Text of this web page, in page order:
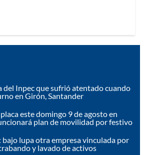
del Inpec que sufrió atentado cuando
en Girón, Santander
este domingo 9 de agosto en
plan de movilidad por festivo
bajo lupa otra empresa vinculada por
y lavado de activos